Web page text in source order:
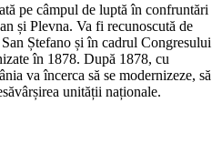
pe câmpul de luptă în confruntări
și Plevna. Va fi recunoscută de
Ștefano și în cadrul Congresului
în 1878. După 1878, cu
va încerca să se modernizeze, să
unității naționale.